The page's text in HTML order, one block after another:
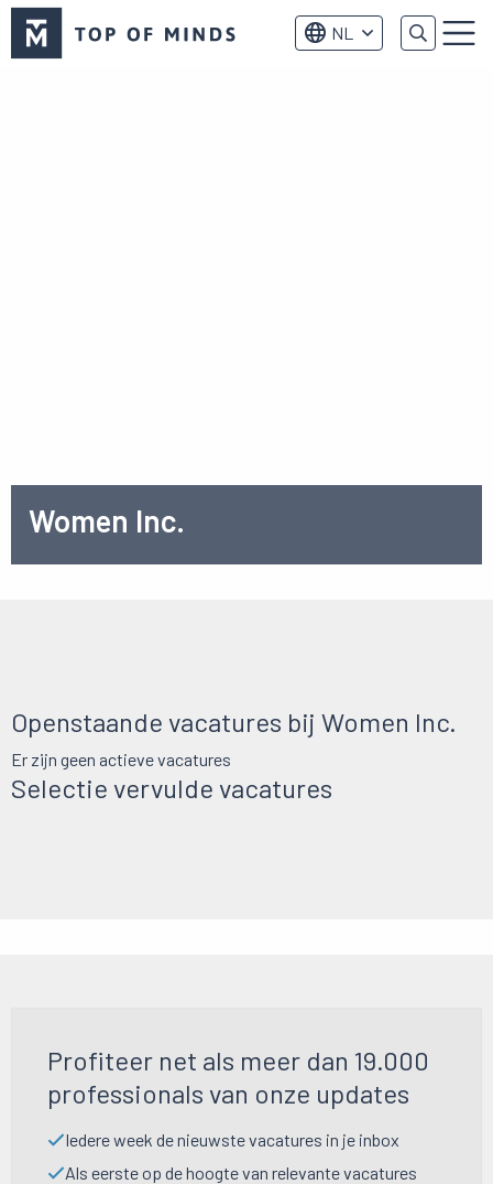
of
NL Menu
Women Inc.
Selectie vervulde vacatures
Openstaande vacatures bij Women Inc.
Er zijn geen actieve vacatures
Profiteer net als meer dan 19.000
professionals van onze updates
Iedere week de nieuwste vacatures in je inbox
Als eerste op de hoogte van relevante vacatures